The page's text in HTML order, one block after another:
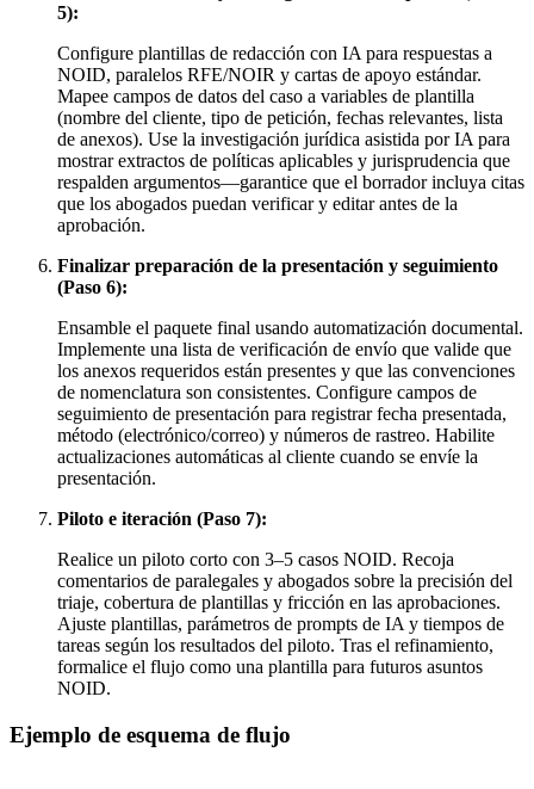
5):
Configure plantillas de redacción con IA para respuestas a
NOID, paralelos RFE/NOIR y cartas de apoyo estándar.
Mapee campos de datos del caso a variables de plantilla
(nombre del cliente, tipo de petición, fechas relevantes, lista
de anexos). Use la investigación jurídica asistida por IA para
mostrar extractos de políticas aplicables y jurisprudencia que
respalden argumentos—garantice que el borrador incluya citas
que los abogados puedan verificar y editar antes de la
aprobación.
Finalizar preparación de la presentación y seguimiento
(Paso 6):
Ensamble el paquete final usando automatización documental.
Implemente una lista de verificación de envío que valide que
los anexos requeridos están presentes y que las convenciones
de nomenclatura son consistentes. Configure campos de
seguimiento de presentación para registrar fecha presentada,
método (electrónico/correo) y números de rastreo. Habilite
actualizaciones automáticas al cliente cuando se envíe la
presentación.
Piloto e iteración (Paso 7):
Realice un piloto corto con 3–5 casos NOID. Recoja
comentarios de paralegales y abogados sobre la precisión del
triaje, cobertura de plantillas y fricción en las aprobaciones.
Ajuste plantillas, parámetros de prompts de IA y tiempos de
tareas según los resultados del piloto. Tras el refinamiento,
formalice el flujo como una plantilla para futuros asuntos
NOID.
Ejemplo de esquema de flujo